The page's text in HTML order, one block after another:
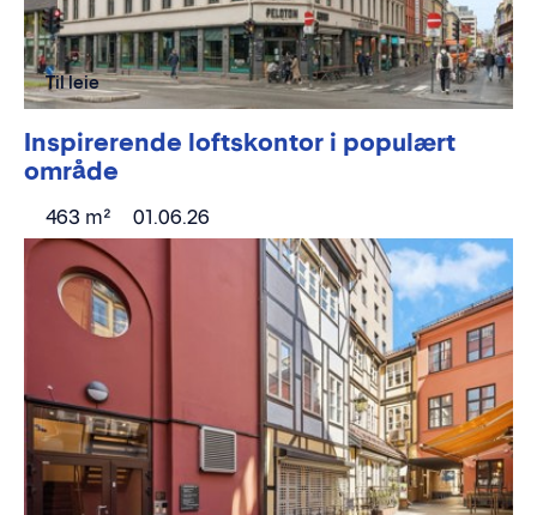
Inspirerende loftskontor i populært
område
463 m² 01.06.26
Til leie